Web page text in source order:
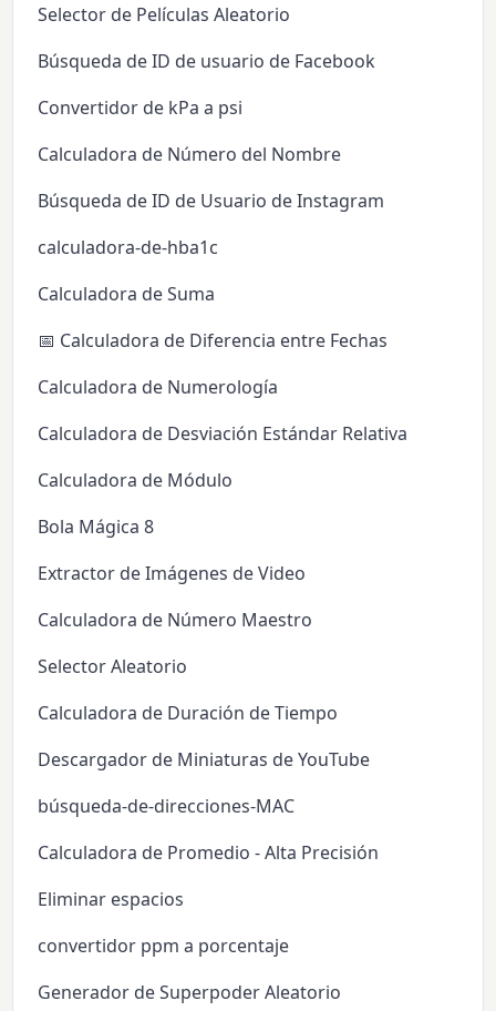
Selector de Películas Aleatorio
Búsqueda de ID de usuario de Facebook
Convertidor de kPa a psi
Calculadora de Número del Nombre
Búsqueda de ID de Usuario de Instagram
calculadora-de-hba1c
Calculadora de Suma
📅 Calculadora de Diferencia entre Fechas
Calculadora de Numerología
Calculadora de Desviación Estándar Relativa
Calculadora de Módulo
Bola Mágica 8
Extractor de Imágenes de Video
Calculadora de Número Maestro
Selector Aleatorio
Calculadora de Duración de Tiempo
Descargador de Miniaturas de YouTube
búsqueda-de-direcciones-MAC
Calculadora de Promedio - Alta Precisión
Eliminar espacios
convertidor ppm a porcentaje
Generador de Superpoder Aleatorio